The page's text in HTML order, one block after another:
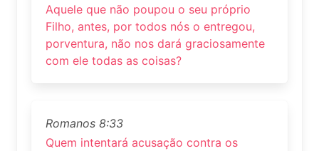
Aquele que não poupou o seu próprio
Filho, antes, por todos nós o entregou,
porventura, não nos dará graciosamente
com ele todas as coisas?
Romanos 8:33
Quem intentará acusação contra os